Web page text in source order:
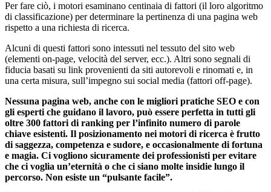
Per fare ciò, i motori esaminano centinaia di fattori (il loro algoritmo
di classificazione) per determinare la pertinenza di una pagina web
rispetto a una richiesta di ricerca.
Alcuni di questi fattori sono intessuti nel tessuto del sito web
(elementi on-page, velocità del server, ecc.). Altri sono segnali di
fiducia basati su link provenienti da siti autorevoli e rinomati e, in
una certa misura, sull’impegno sui social media (fattori off-page).
Nessuna pagina web, anche con le migliori pratiche SEO e con
gli esperti che guidano il lavoro, può essere perfetta in tutti gli
oltre 300 fattori di ranking per l’infinito numero di parole
chiave esistenti. Il posizionamento nei motori di ricerca è frutto
di saggezza, competenza e sudore, e occasionalmente di fortuna
e magia. Ci vogliono sicuramente dei professionisti per evitare
che ci voglia un’eternità o che ci siano molte insidie lungo il
percorso. Non esiste un “pulsante facile”.